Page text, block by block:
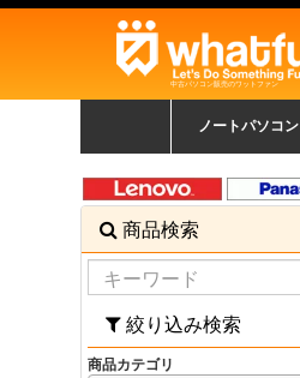
中古パソコン販売のワットファン
ノートパソコン
覧
パソコン
商品検索
絞り込み検索
商品カテゴリ